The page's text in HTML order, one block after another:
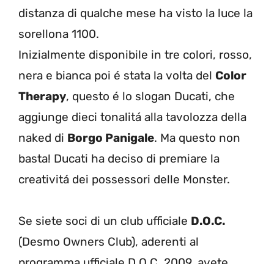
distanza di qualche mese ha visto la luce la
sorellona 1100.
Inizialmente disponibile in tre colori, rosso,
nera e bianca poi é stata la volta del Color
Therapy, questo é lo slogan Ducati, che
aggiunge dieci tonalitá alla tavolozza della
naked di Borgo Panigale. Ma questo non
basta! Ducati ha deciso di premiare la
creativitá dei possessori delle Monster.
Se siete soci di un club ufficiale D.O.C.
(Desmo Owners Club), aderenti al